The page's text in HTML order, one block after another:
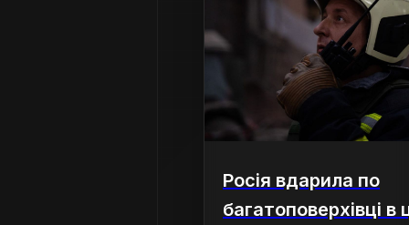
Росія вдарила по
багатоповерхівці в